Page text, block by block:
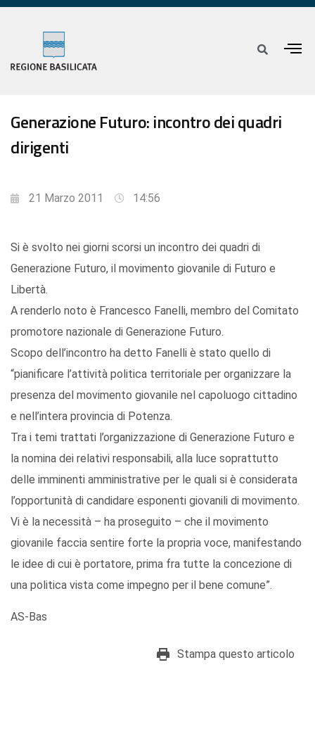
Generazione Futuro: incontro dei quadri
dirigenti
21 Marzo 2011 14:56
Si è svolto nei giorni scorsi un incontro dei quadri di
Generazione Futuro, il movimento giovanile di Futuro e
Libertà.
A renderlo noto è Francesco Fanelli, membro del Comitato
promotore nazionale di Generazione Futuro.
Scopo dell’incontro ha detto Fanelli è stato quello di
“pianificare l’attività politica territoriale per organizzare la
presenza del movimento giovanile nel capoluogo cittadino
e nell’intera provincia di Potenza.
Tra i temi trattati l’organizzazione di Generazione Futuro e
la nomina dei relativi responsabili, alla luce soprattutto
delle imminenti amministrative per le quali si è considerata
l’opportunità di candidare esponenti giovanili di movimento.
Vi è la necessità – ha proseguito – che il movimento
giovanile faccia sentire forte la propria voce, manifestando
le idee di cui è portatore, prima fra tutte la concezione di
una politica vista come impegno per il bene comune”.
AS-Bas
Stampa questo articolo